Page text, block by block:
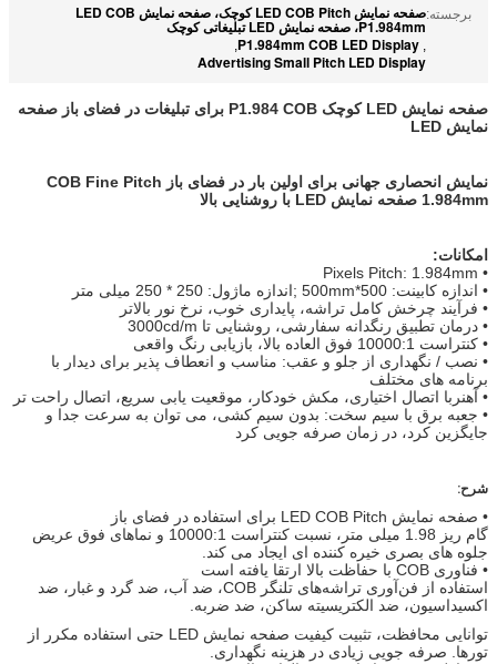
برجسته:
صفحه نمایش LED COB Pitch کوچک، صفحه نمایش LED COB
P1.984mm، صفحه نمایش LED تبلیغاتی کوچک
,
P1.984mm COB LED Display
,
Advertising Small Pitch LED Display
صفحه نمایش LED کوچک P1.984 COB برای تبلیغات در فضای باز صفحه
نمایش LED
نمایش انحصاری جهانی برای اولین بار در فضای باز COB Fine Pitch
1.984mm صفحه نمایش LED با روشنایی بالا
امکانات:
• Pixels Pitch: 1.984mm
• اندازه کابینت: 500*500mm ;اندازه ماژول: 250 * 250 میلی متر
• فرآیند چرخش کامل تراشه، پایداری خوب، نرخ نور بالاتر
• درمان تطبیق رنگدانه سفارشی، روشنایی تا 3000cd/m
• کنتراست 10000:1 فوق العاده بالا، بازیابی رنگ واقعی
• نصب / نگهداری از جلو و عقب: مناسب و انعطاف پذیر برای دیدار با
برنامه های مختلف
• آهنربا اتصال اختیاری، مکش خودکار، موقعیت یابی سریع، اتصال راحت تر
• جعبه برق با سیم سخت: بدون سیم کشی، می توان به سرعت جدا و
جایگزین کرد، در زمان صرفه جویی کرد
شرح:
• صفحه نمایش LED COB Pitch برای استفاده در فضای باز
گام ریز 1.98 میلی متر، نسبت کنتراست 10000:1 و نماهای فوق عریض
جلوه های بصری خیره کننده ای ایجاد می کند.
• فناوری COB با حفاظت بالا ارتقا یافته است
استفاده از فن‌آوری تراشه‌های تلنگر COB، ضد آب، ضد گرد و غبار، ضد
اکسیداسیون، ضد الکتریسیته ساکن، ضد ضربه.
توانایی محافظت، تثبیت کیفیت صفحه نمایش LED حتی استفاده مکرر از
تورها. صرفه جویی زیادی در هزینه نگهداری.